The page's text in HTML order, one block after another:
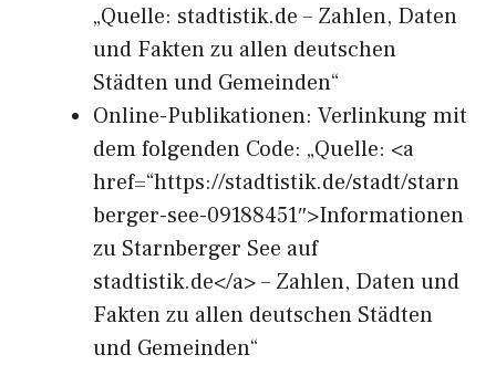
„Quelle: stadtistik.de – Zahlen, Daten
und Fakten zu allen deutschen
Städten und Gemeinden“
Online-Publikationen: Verlinkung mit
dem folgenden Code: „Quelle: <a
href=“https://stadtistik.de/stadt/starn
berger-see-09188451″>Informationen
zu Starnberger See auf
stadtistik.de</a> – Zahlen, Daten und
Fakten zu allen deutschen Städten
und Gemeinden“